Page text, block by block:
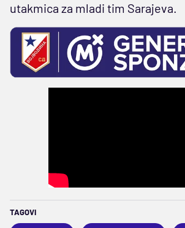
utakmica za mladi tim Sarajeva.
TAGOVI